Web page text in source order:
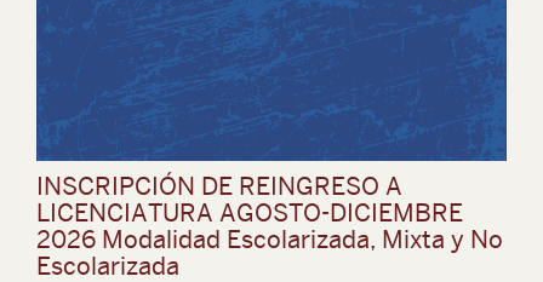
INSCRIPCIÓN DE REINGRESO A
LICENCIATURA AGOSTO-DICIEMBRE
2026 Modalidad Escolarizada, Mixta y No
Escolarizada